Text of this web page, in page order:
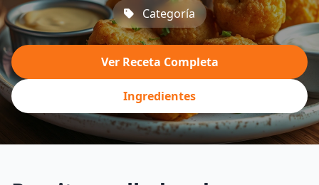
Categoría
Ver Receta Completa
Ingredientes